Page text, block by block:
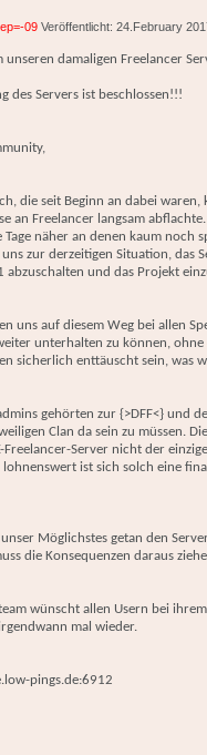
09 Veröffentlicht: 24.February
unseren damaligen Freelancer
des Servers ist beschlossen!!!
die seit Beginn an dabei
an Freelancer langsam
näher an denen kaum noch
zur derzeitigen Situation, das
abzuschalten und das Projekt
uns auf diesem Weg bei allen
unterhalten zu können,
sicherlich enttäuscht sein, was
gehörten zur {>DFF<} und
Clan da sein zu müssen.
Freelancer-Server nicht der
ist sich solch eine
Möglichstes getan den
die Konsequenzen daraus
wünscht allen Usern bei
mal wieder.
pings.de:6912